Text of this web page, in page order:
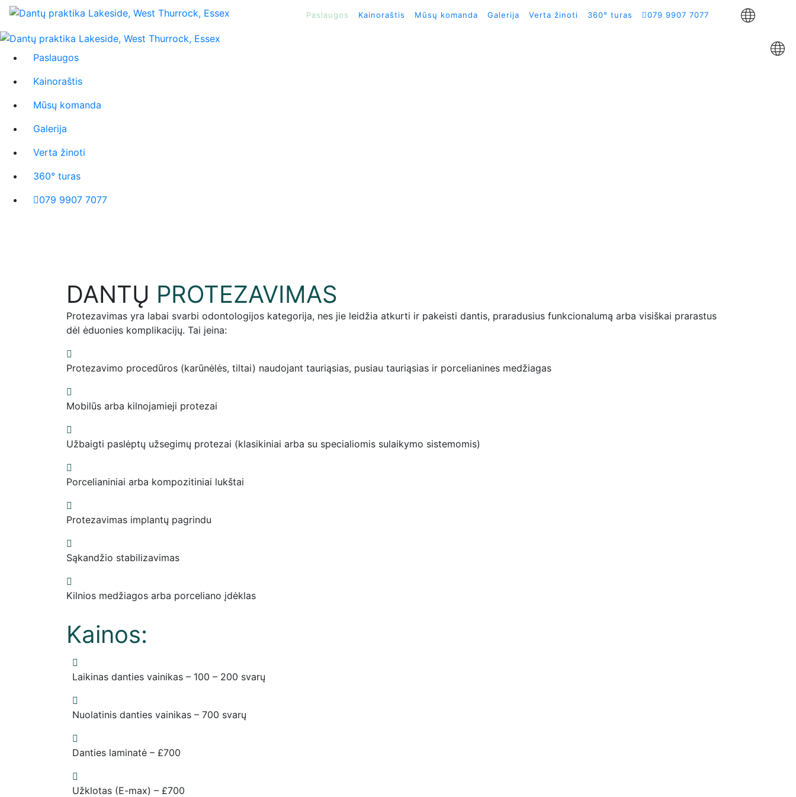
Paslaugos Kainoraštis Mūsų komanda Galerija Verta žinoti 360° turas 079 9907 7077
Paslaugos
Kainoraštis
Mūsų komanda
Galerija
Verta žinoti
360° turas
079 9907 7077
DANTŲ PROTEZAVIMAS
Protezavimas yra labai svarbi odontologijos kategorija, nes jie leidžia atkurti ir pakeisti dantis, praradusius funkcionalumą arba visiškai prarastus
dėl ėduonies komplikacijų. Tai įeina:
Protezavimo procedūros (karūnėlės, tiltai) naudojant tauriąsias, pusiau tauriąsias ir porcelianines medžiagas
Mobilūs arba kilnojamieji protezai
Užbaigti paslėptų užsegimų protezai (klasikiniai arba su specialiomis sulaikymo sistemomis)
Porcelianiniai arba kompozitiniai lukštai
Protezavimas implantų pagrindu
Sąkandžio stabilizavimas
Kilnios medžiagos arba porceliano įdėklas
Kainos:
Laikinas danties vainikas – 100 – 200 svarų
Nuolatinis danties vainikas – 700 svarų
Danties laminatė – £700
Užklotas (E-max) – £700